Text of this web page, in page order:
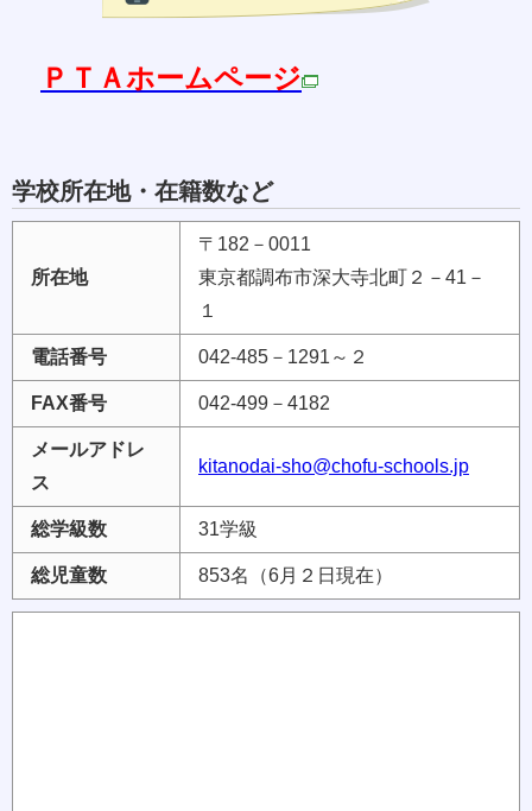
ＰＴＡホームページ
学校所在地・在籍数など
所在地
〒182－0011
東京都調布市深大寺北町２－41－
１
電話番号 042-485－1291～２
FAX番号 042-499－4182
メールアドレ
ス
kitanodai-sho@chofu-schools.jp
総学級数 31学級
総児童数 853名（6月２日現在）